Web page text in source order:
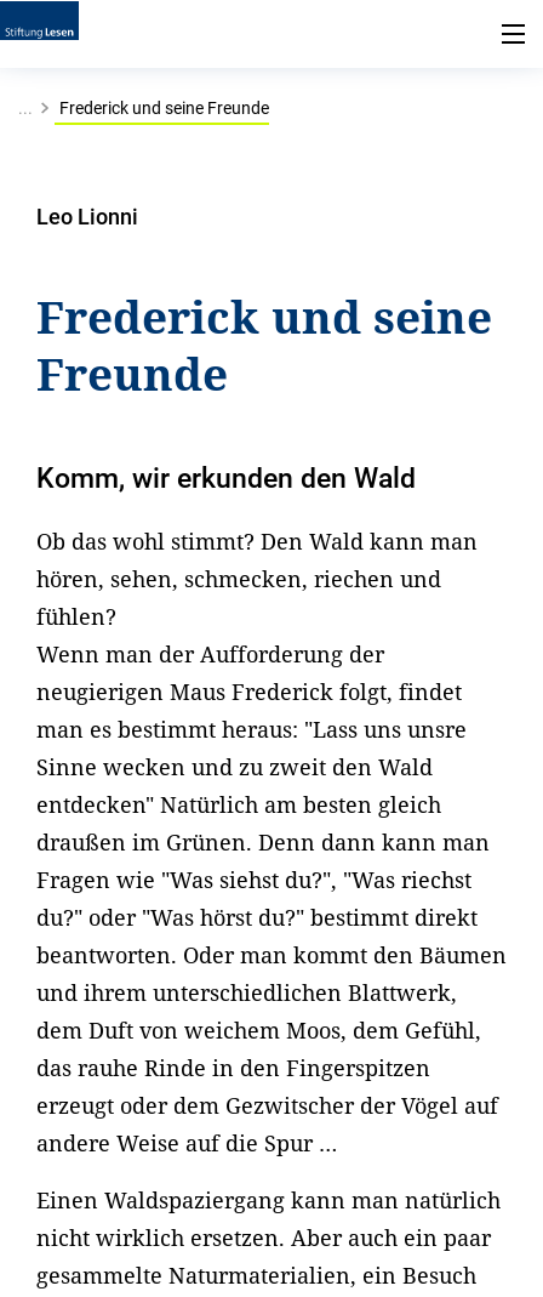
... Frederick und seine Freunde
Leo Lionni
Frederick und seine
Freunde
Komm, wir erkunden den Wald
Ob das wohl stimmt? Den Wald kann man
hören, sehen, schmecken, riechen und
fühlen?
Wenn man der Aufforderung der
neugierigen Maus Frederick folgt, findet
man es bestimmt heraus: "Lass uns unsre
Sinne wecken und zu zweit den Wald
entdecken" Natürlich am besten gleich
draußen im Grünen. Denn dann kann man
Fragen wie "Was siehst du?", "Was riechst
du?" oder "Was hörst du?" bestimmt direkt
beantworten. Oder man kommt den Bäumen
und ihrem unterschiedlichen Blattwerk,
dem Duft von weichem Moos, dem Gefühl,
das rauhe Rinde in den Fingerspitzen
erzeugt oder dem Gezwitscher der Vögel auf
andere Weise auf die Spur …
Einen Waldspaziergang kann man natürlich
nicht wirklich ersetzen. Aber auch ein paar
gesammelte Naturmaterialien, ein Besuch